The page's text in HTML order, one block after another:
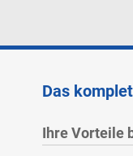
Das
Ihre Vorteile